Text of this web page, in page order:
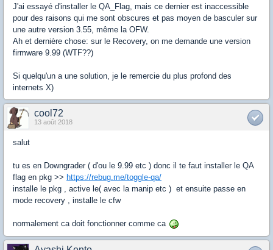
J'ai essayé d'installer le QA_Flag, mais ce dernier est inaccessible
pour des raisons qui me sont obscures et pas moyen de basculer sur
une autre version 3.55, même la OFW.
Ah et dernière chose: sur le Recovery, on me demande une version
firmware 9.99 (WTF??)
Si quelqu'un a une solution, je le remercie du plus profond des
internets X)
cool72
13 août 2018
salut
tu es en Downgrader ( d'ou le 9.99 etc ) donc il te faut installer le QA
flag en pkg >> https://rebug.me/toggle-qa/
installe le pkg , active le( avec la manip etc ) et ensuite passe en
mode recovery , installe le cfw
normalement ca doit fonctionner comme ca